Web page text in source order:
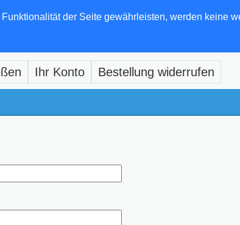
der Seite gewährleisten, werden keine
Ihr Konto Bestellung widerrufen